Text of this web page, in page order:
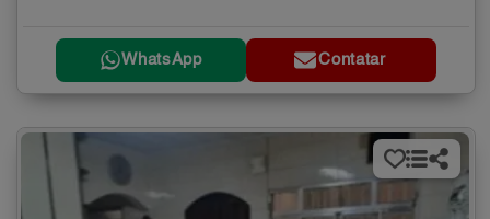
WhatsApp Contatar